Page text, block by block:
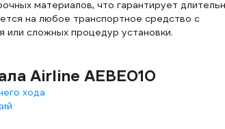
материалов, что гарантирует
на любое транспортное средство с
или сложных процедур установки.
Airline AEBE010
хода